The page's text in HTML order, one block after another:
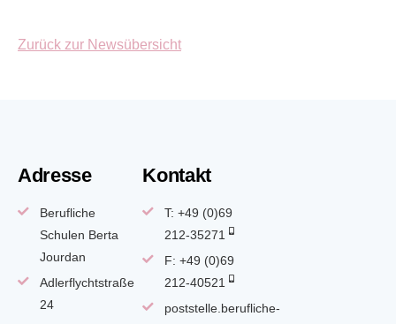
Zurück zur Newsübersicht
Adresse
Berufliche
Schulen Berta
Jourdan
Adlerflychtstraße
24
Kontakt
T: +49 (0)69
212-35271
F: +49 (0)69
212-40521
poststelle.berufliche-